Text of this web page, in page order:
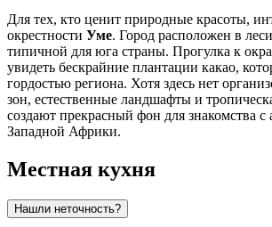
Для тех, кто ценит природные красоты,
окрестности Уме. Город расположен в
типичной для юга страны. Прогулка к
увидеть бескрайние плантации какао,
гордостью региона. Хотя здесь нет
зон, естественные ландшафты и
создают прекрасный фон для знакомства
Западной Африки.
Местная кухня
Нашли неточность?